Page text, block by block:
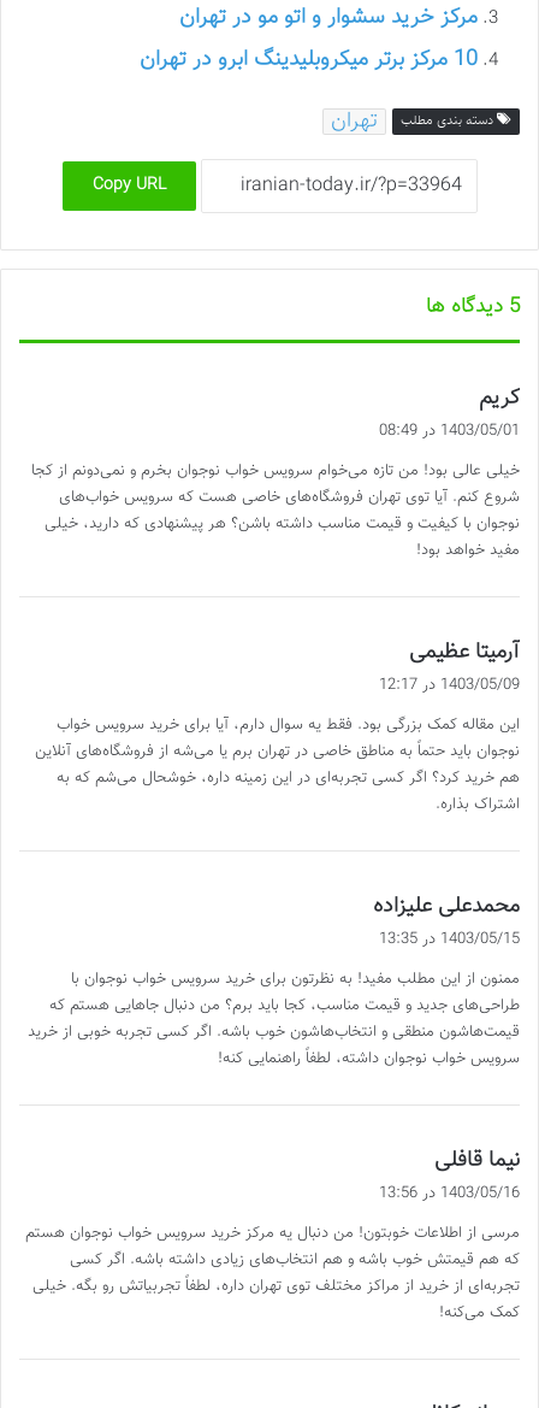
مرکز خرید سشوار و اتو مو در تهران
10 مرکز برتر میکروبلیدینگ ابرو در تهران
دسته بندی مطلب تهران
Copy URL
‫5 دیدگاه ها
کریم
ف
:
1403/05/01 در 08:49
خیلی عالی بود! من تازه می‌خوام سرویس خواب نوجوان بخرم و نمی‌دونم از کجا
شروع کنم. آیا توی تهران فروشگاه‌های خاصی هست که سرویس خواب‌های
نوجوان با کیفیت و قیمت مناسب داشته باشن؟ هر پیشنهادی که دارید، خیلی
مفید خواهد بود!
آرمیتا عظیمی
ف
:
1403/05/09 در 12:17
این مقاله کمک بزرگی بود. فقط یه سوال دارم، آیا برای خرید سرویس خواب
نوجوان باید حتماً به مناطق خاصی در تهران برم یا می‌شه از فروشگاه‌های آنلاین
هم خرید کرد؟ اگر کسی تجربه‌ای در این زمینه داره، خوشحال می‌شم که به
اشتراک بذاره.
محمدعلی علیزاده
:
1403/05/15 در 13:35
ممنون از این مطلب مفید! به نظرتون برای خرید سرویس خواب نوجوان با
طراحی‌های جدید و قیمت مناسب، کجا باید برم؟ من دنبال جاهایی هستم که
قیمت‌هاشون منطقی و انتخاب‌هاشون خوب باشه. اگر کسی تجربه خوبی از خرید
سرویس خواب نوجوان داشته، لطفاً راهنمایی کنه!
نیما قافلی
:
1403/05/16 در 13:56
مرسی از اطلاعات خوبتون! من دنبال یه مرکز خرید سرویس خواب نوجوان هستم
که هم قیمتش خوب باشه و هم انتخاب‌های زیادی داشته باشه. اگر کسی
تجربه‌ای از خرید از مراکز مختلف توی تهران داره، لطفاً تجربیاتش رو بگه. خیلی
کمک می‌کنه!